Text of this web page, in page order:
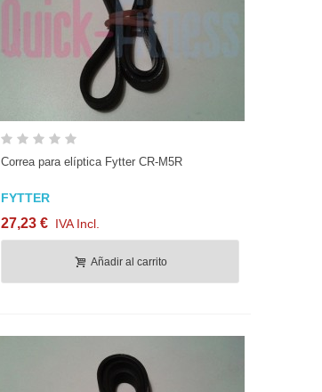
Correa para elíptica Fytter CR-M5R
FYTTER
27,23 € IVA Incl.
Añadir al carrito